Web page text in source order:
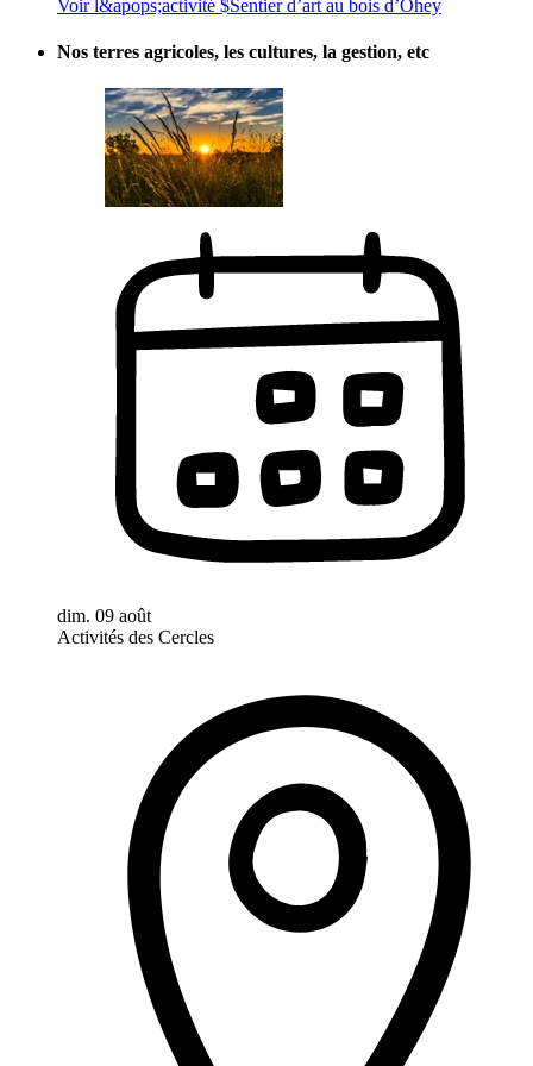
Voir l&apops;activité $Sentier d’art au bois d’Ohey
Nos terres agricoles, les cultures, la gestion, etc
dim. 09 août
Activités des Cercles